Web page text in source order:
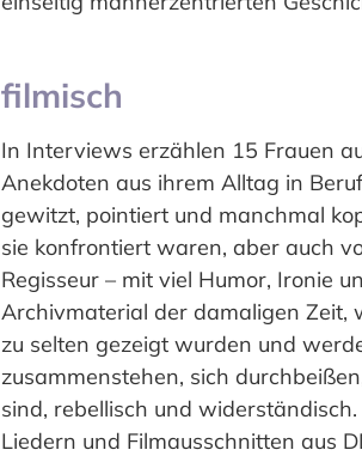
filmisch
In Interviews erzählen 15 Frauen
Anekdoten aus ihrem Alltag in
gewitzt, pointiert und manchmal
sie konfrontiert waren, aber auch
Regisseur – mit viel Humor, Ironie
Archivmaterial der damaligen Zeit,
zu selten gezeigt wurden und
zusammenstehen, sich
sind, rebellisch und
Liedern und Filmausschnitten aus